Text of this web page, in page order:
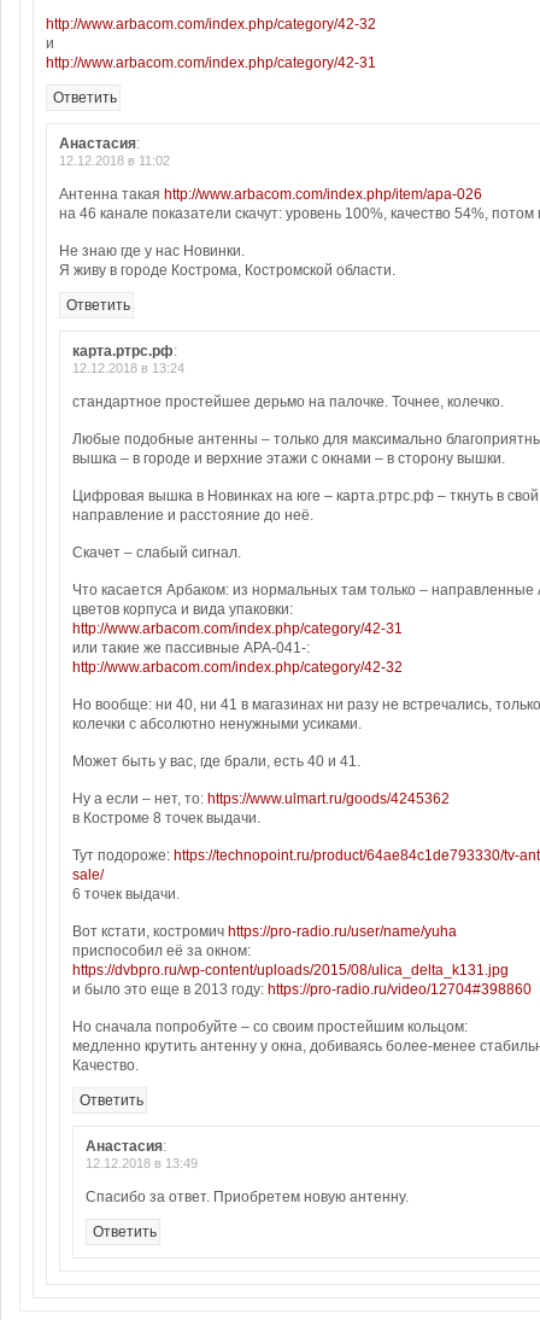
http://www.arbacom.com/index.php/category/42-32
и
http://www.arbacom.com/index.php/category/42-31
Ответить
Анастасия:
12.12.2018 в 11:02
Антенна такая http://www.arbacom.com/index.php/item/apa-026
на 46 канале показатели скачут: уровень 100%, качество 54%,
Не знаю где у нас Новинки.
Я живу в городе Кострома, Костромской области.
Ответить
карта.ртрс.рф:
12.12.2018 в 13:24
стандартное простейшее дерьмо на палочке. Точнее, колечко.
Любые подобные антенны – только для максимально
вышка – в городе и верхние этажи с окнами – в сторону вышки.
Цифровая вышка в Новинках на юге – карта.ртрс.рф – ткнуть в
направление и расстояние до неё.
Скачет – слабый сигнал.
Что касается Арбаком: из нормальных там только – направленные
цветов корпуса и вида упаковки:
http://www.arbacom.com/index.php/category/42-31
или такие же пассивные APA-041-:
http://www.arbacom.com/index.php/category/42-32
Но вообще: ни 40, ни 41 в магазинах ни разу не встречались,
колечки с абсолютно ненужными усиками.
Может быть у вас, где брали, есть 40 и 41.
Ну а если – нет, то: https://www.ulmart.ru/goods/4245362
в Костроме 8 точек выдачи.
Тут подороже: https://technopoint.ru/product/64ae84c1de793330/tv-
sale/
6 точек выдачи.
Вот кстати, костромич https://pro-radio.ru/user/name/yuha
приспособил её за окном:
https://dvbpro.ru/wp-content/uploads/2015/08/ulica_delta_k131.jpg
и было это еще в 2013 году: https://pro-radio.ru/video/12704#398860
Но сначала попробуйте – со своим простейшим кольцом:
медленно крутить антенну у окна, добиваясь более-менее
Качество.
Ответить
Анастасия:
12.12.2018 в 13:49
Спасибо за ответ. Приобретем новую антенну.
Ответить